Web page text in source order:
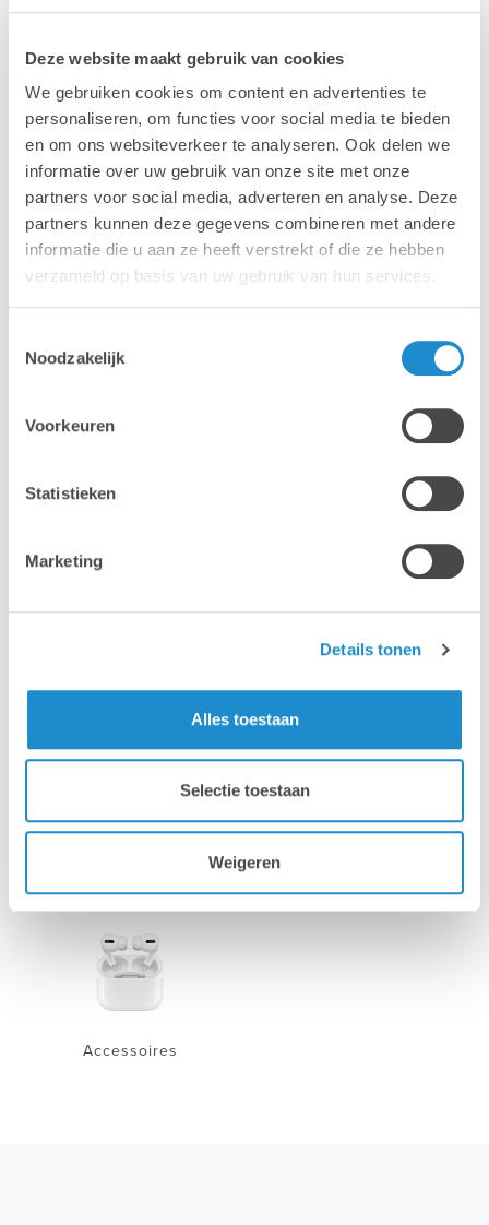
Deze website maakt gebruik van cookies
We gebruiken cookies om content en advertenties te
personaliseren, om functies voor social media te bieden
en om ons websiteverkeer te analyseren. Ook delen we
informatie over uw gebruik van onze site met onze
partners voor social media, adverteren en analyse. Deze
partners kunnen deze gegevens combineren met andere
informatie die u aan ze heeft verstrekt of die ze hebben
verzameld op basis van uw gebruik van hun services.
Noodzakelijk
Voorkeuren
Statistieken
Marketing
Details tonen
Alles toestaan
Selectie toestaan
Weigeren
Reality in? Hoe werkt Microsoft 365 en Google Suite
op iPad? Hoe maak je een journaal in de les
Nederlands? Je komt het allemaal te weten tijdens
de sessies van onze trainers.
Bovendien kan je na afloop van de sessie alles
uitgebreid nabespreken en testen in de Play Area
die we opzetten. Zo kan je eigenhandig de klans
van de toekomst ervaren.
PROGRAMMA
Komt binnenkort beschikbaar
Accessoires